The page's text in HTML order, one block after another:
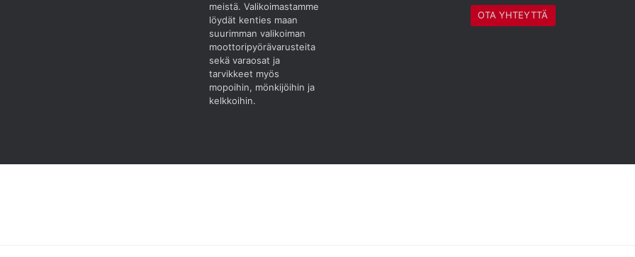
meistä. Valikoimastamme
löydät kenties maan
suurimman valikoiman
moottoripyörävarusteita
sekä varaosat ja
tarvikkeet myös
mopoihin, mönkijöihin ja
kelkkoihin.
OTA YHTEYTTÄ